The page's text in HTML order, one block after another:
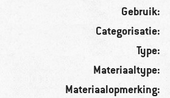
Gebruik:
Categorisatie:
Type:
Materiaaltype:
Materiaalopmerking: